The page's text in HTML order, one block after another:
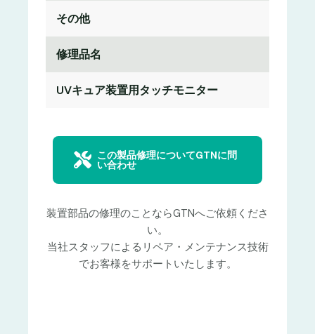
その他
修理品名
UVキュア装置用タッチモニター
この製品修理についてGTNに問
い合わせ
装置部品の修理のことならGTNへご依頼くださ
い。
当社スタッフによるリペア・メンテナンス技術
でお客様をサポートいたします。